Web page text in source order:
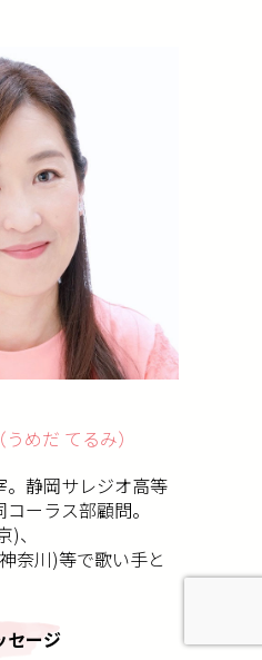
（うめだ てるみ）
。静岡サレジオ高等
ーラス部顧問。
、
奈川)等で歌い手と
セージ